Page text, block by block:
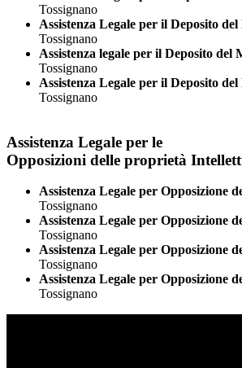
Tossignano
Assistenza Legale per il Deposito
Tossignano
Assistenza legale per il Deposito del
Tossignano
Assistenza Legale per il Deposito del
Tossignano
Assistenza Legale per le
Opposizioni delle proprietà
Assistenza Legale per Opposizione
Tossignano
Assistenza Legale per Opposizione
Tossignano
Assistenza Legale per Opposizione
Tossignano
Assistenza Legale per Opposizione
Tossignano